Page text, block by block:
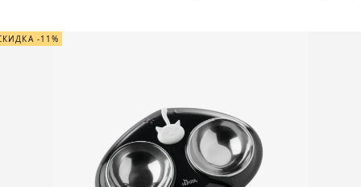
-11%